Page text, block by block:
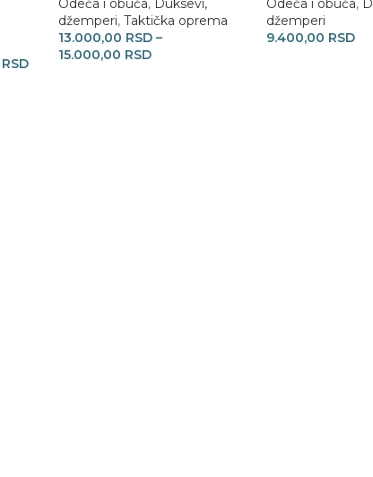
RSD
Odeća i obuća, Duksevi,
džemperi, Taktička oprema
13.000,00 RSD –
15.000,00 RSD
Odeća i obuća,
džemperi
9.400,00 RSD